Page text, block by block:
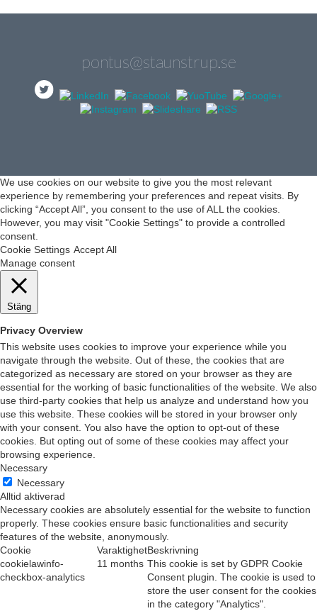
pontus@staunstrup.se
We use cookies on our website to give you the most relevant
experience by remembering your preferences and repeat visits. By
clicking “Accept All”, you consent to the use of ALL the cookies.
However, you may visit "Cookie Settings" to provide a controlled
consent.
Cookie Settings Accept All
Manage consent
Stäng
Privacy Overview
This website uses cookies to improve your experience while you
navigate through the website. Out of these, the cookies that are
categorized as necessary are stored on your browser as they are
essential for the working of basic functionalities of the website. We also
use third-party cookies that help us analyze and understand how you
use this website. These cookies will be stored in your browser only
with your consent. You also have the option to opt-out of these
cookies. But opting out of some of these cookies may affect your
browsing experience.
Necessary
Necessary
Alltid aktiverad
Necessary cookies are absolutely essential for the website to function
properly. These cookies ensure basic functionalities and security
features of the website, anonymously.
Cookie
VaraktighetBeskrivning
cookielawinfo-
checkbox-analytics
11 months This cookie is set by GDPR Cookie
Consent plugin. The cookie is used to
store the user consent for the cookies
in the category "Analytics".